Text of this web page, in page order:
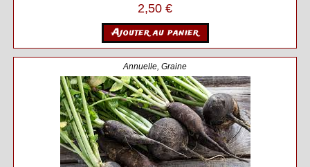
2,50 €
Ajouter au panier
Annuelle, Graine